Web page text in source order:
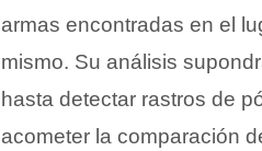
armas encontradas en el
mismo. Su análisis
hasta detectar rastros de
acometer la comparación